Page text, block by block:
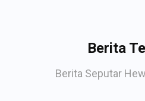
Berita
Berita Seputar